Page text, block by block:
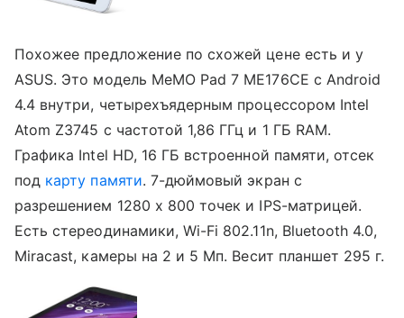
Похожее предложение по схожей цене есть и у
ASUS. Это модель MeMO Pad 7 ME176CE с Android
4.4 внутри, четырехъядерным процессором Intel
Atom Z3745 с частотой 1,86 ГГц и 1 ГБ RAM.
Графика Intel HD, 16 ГБ встроенной памяти, отсек
под карту памяти. 7-дюймовый экран с
разрешением 1280 х 800 точек и IPS-матрицей.
Есть стереодинамики, Wi-Fi 802.11n, Bluetooth 4.0,
Miracast, камеры на 2 и 5 Мп. Весит планшет 295 г.